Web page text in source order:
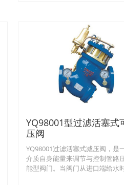
YQ98001型过滤活塞式
压阀
YQ98001过滤活塞式减压阀，是
介质自身能量来调节与控制管路
能型阀门。当阀门从进口端给水